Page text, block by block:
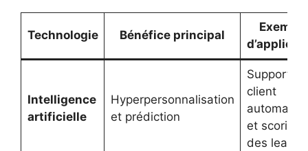
Technologie Bénéfice principal
Exemple
Intelligence
artificielle
Hyperpersonnalisation
et prédiction
Support
client
automatisé
et scoring
des leads